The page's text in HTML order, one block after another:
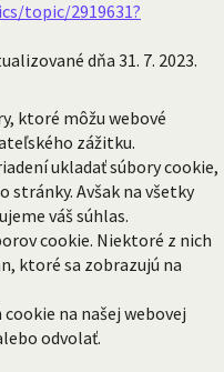
topic/2919631?
dňa 31. 7. 2023.
ktoré môžu webové
zážitku.
ukladať súbory cookie,
stránky. Avšak na všetky
váš súhlas.
cookie. Niektoré z nich
ktoré sa zobrazujú na
na našej webovej
odvolať.